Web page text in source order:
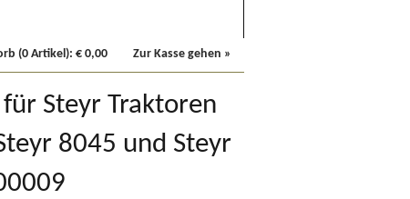
Zur Kasse gehen »
(0 Artikel): € 0,00
Steyr Traktoren
8045 und Steyr